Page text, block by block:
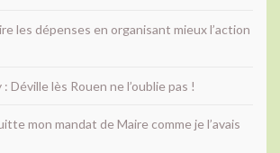
les dépenses en organisant mieux l’action
Déville lès Rouen ne l’oublie pas !
mon mandat de Maire comme je l’avais